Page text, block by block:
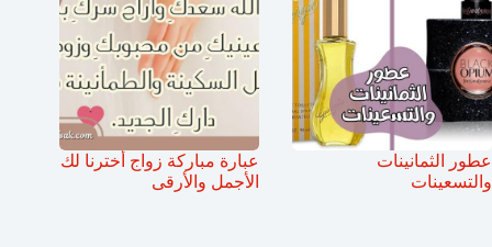
عطور الثمانينات
والتسعينات
عبارة مباركة زواج أخترنا لك
الأجمل والأرقى